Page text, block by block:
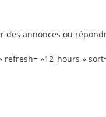
des annonces ou
»12_hours »